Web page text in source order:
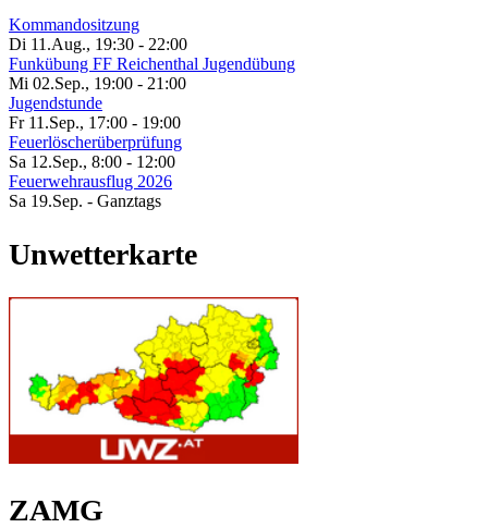
Kommandositzung
Di 11.Aug., 19:30 - 22:00
Funkübung FF Reichenthal Jugendübung
Mi 02.Sep., 19:00 - 21:00
Jugendstunde
Fr 11.Sep., 17:00 - 19:00
Feuerlöscherüberprüfung
Sa 12.Sep., 8:00 - 12:00
Feuerwehrausflug 2026
Sa 19.Sep. - Ganztags
Unwetterkarte
ZAMG